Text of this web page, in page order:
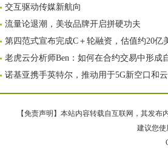
交互驱动传媒新航向
流量论退潮，美妆品牌开启拼硬功夫
第四范式宣布完成C＋轮融资，估值约20亿
老虎云分析师Ben：如何在合约交易中形成
诺基亚携手英特尔，推动用于5G新空口和
【免责声明】本站内容转载自互联网，其发
建议您使